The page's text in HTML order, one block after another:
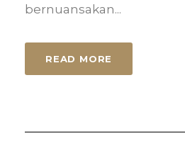
bernuansakan...
READ MORE